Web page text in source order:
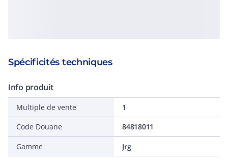
Spécificités techniques
Info produit
Multiple de vente
1
Code Douane
84818011
Gamme Jrg